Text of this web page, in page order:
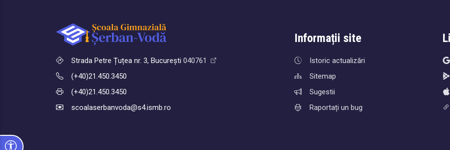
Opțiuni de accesibilitate
Strada Petre Țuțea nr. 3, București 040761
(+40)21.450.3450
(+40)21.450.3450
scoalaserbanvoda@s4.ismb.ro
Informații site
Istoric actualizări
Sitemap
Sugestii
Raportați un bug